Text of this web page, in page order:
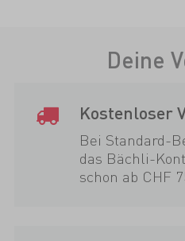
Deine
Kostenloser
Bei Standard-
das Bächli-
schon ab CHF